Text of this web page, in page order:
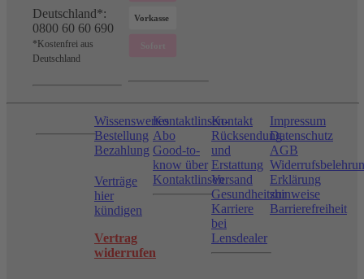
Deutschland*:
0800 60 60 690
*Kostenfrei aus
Deutschland
Wissenswertes
Bestellung
Bezahlung
Verträge
hier
kündigen
Vertrag
widerrufen
Kontaktlinsen-
Abo
Good-to-
know über
Kontaktlinsen
Kontakt
Rücksendung
und
Erstattung
Versand
Gesundheitshinweise
Karriere
bei
Lensdealer
Impressum
Datenschutz
AGB
Erklärung
zur
Barrierefreiheit